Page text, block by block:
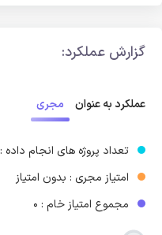
گزارش عملکرد:
عملکرد به عنوان مجری
تعداد پروژه های انجام داده :
امتیاز مجری : بدون امتیاز
مجموع امتیاز خام : 0